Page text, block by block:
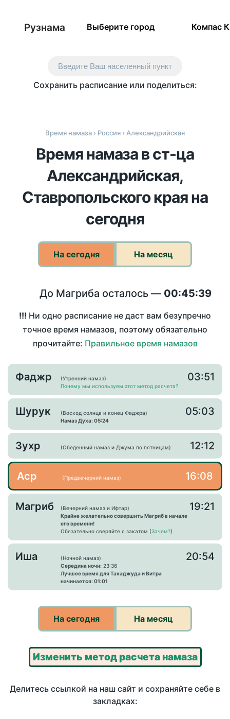
Рузнама Выберите город Компас
Введите Ваш населенный пункт
Сохранить расписание или поделиться:
Время намаза › Россия › Александрийская
Время намаза в ст-ца
Александрийская,
Ставропольского края на
сегодня
На сегодня На месяц
До Магриба осталось — 00:45:39
!!! Ни одно расписание не даст вам безупречно
точное время намазов, поэтому обязательно
прочитайте: Правильное время намазов
Фаджр
(Утренний намаз)
Почему мы используем этот метод расчета?
03:51
Шурук
(Восход солнца и конец Фаджра)
Намаз Духа: 05:24
05:03
Зухр (Обеденный намаз и Джума по пятницам) 12:12
Аср (Предвечерний намаз) 16:08
Магриб
(Вечерний намаз и Ифтар)
Крайне желательно совершить Магриб в начале
его времени!
Обязательно сверяйте с закатом (Зачем?)
19:21
Иша
(Ночной намаз)
Середина ночи: 23:36
Лучшее время для Тахаджуда и Витра
начинается: 01:01
20:54
На сегодня На месяц
Изменить метод расчета намаза
Делитесь ссылкой на наш сайт и сохраняйте себе в
закладках: